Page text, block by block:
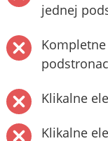
jednej
Klikalne
Klikalne